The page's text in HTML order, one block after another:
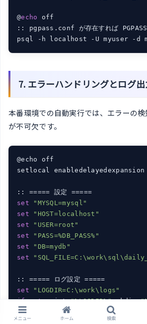
@echo
off
:: pgpass.conf が存在すれば
psql -h localhost -U myuser -d
7. エラーハンドリングとログ
本番環境での自動実行では、エラーの
が不可欠です。
@echo off
setlocal enabledelayedexpansion
set
"MYSQL=mysql"
set
"HOST=localhost"
set
"USER=root"
set
"PASS=%DB_PASS%"
set
"DB=mydb"
set
set
"LOGDIR=C:\work\logs"
if not exist "%LOGDIR%" mkdir
for
"tokens=2 delims==."
メニュー ホーム 検索